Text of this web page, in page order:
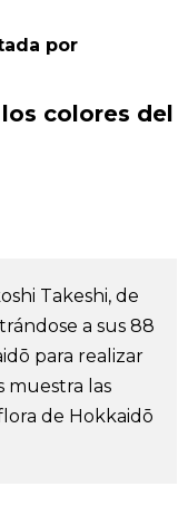
por
colores del
Takeshi, de
a sus 88
para realizar
muestra las
de Hokkaidō